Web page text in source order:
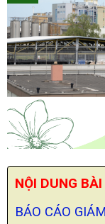
NỘI DUNG
BÁO CÁO